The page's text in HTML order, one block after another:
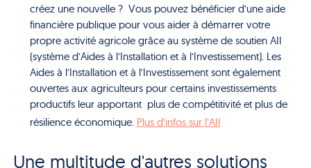
créez une nouvelle ? Vous pouvez bénéficier d’une aide
financière publique pour vous aider à démarrer votre
propre activité agricole grâce au système de soutien AII
(système d’Aides à l’Installation et à l’Investissement). Les
Aides à l’Installation et à l’Investissement sont également
ouvertes aux agriculteurs pour certains investissements
productifs leur apportant plus de compétitivité et plus de
résilience économique. Plus d’infos sur l’AII
Une multitude d'autres solutions